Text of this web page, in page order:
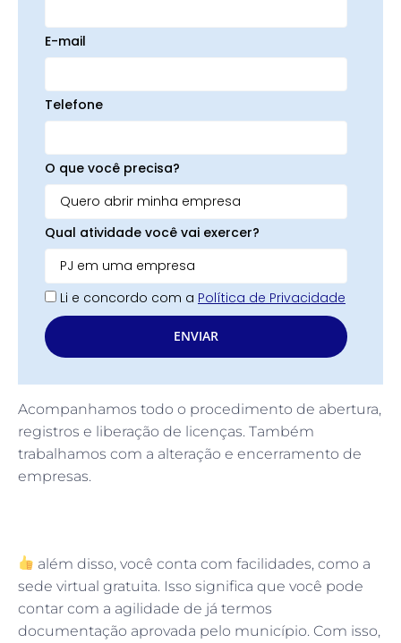
E-mail
Telefone
O que você precisa?
Qual atividade você vai exercer?
Li e concordo com a Política de Privacidade
ENVIAR
Acompanhamos todo o procedimento de abertura,
registros e liberação de licenças. Também
trabalhamos com a alteração e encerramento de
empresas.
além disso, você conta com facilidades, como a
sede virtual gratuita. Isso significa que você pode
contar com a agilidade de já termos
documentação aprovada pelo município. Com isso,